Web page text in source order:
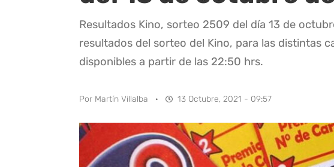
Resultados Kino, sorteo 2509 del día 13 de
resultados del sorteo del Kino, para las distintas
disponibles a partir de las 22:50 hrs.
Por Martín Villalba · 13 Octubre, 2021 - 09:57